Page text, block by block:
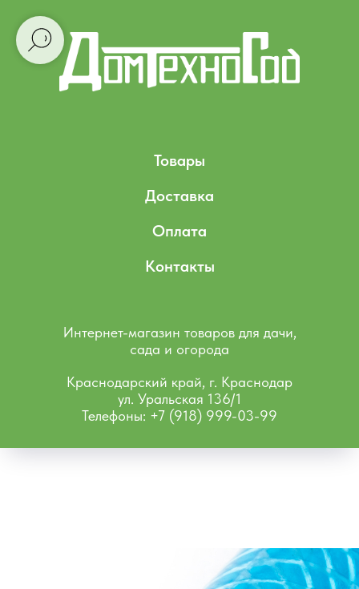
Товары
Доставка
Оплата
Контакты
Интернет-магазин товаров для дачи,
сада и огорода
Краснодарский край, г. Краснодар
ул. Уральская 136/1
Телефоны: +7 (918) 999-03-99